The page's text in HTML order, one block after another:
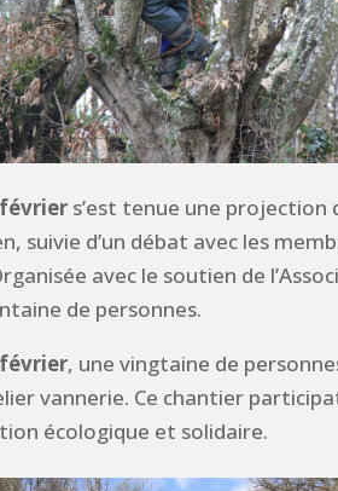
s’est tenue une projection
suivie d’un débat avec les
avec le soutien de
de personnes.
, une vingtaine de
vannerie. Ce chantier
écologique et solidaire.